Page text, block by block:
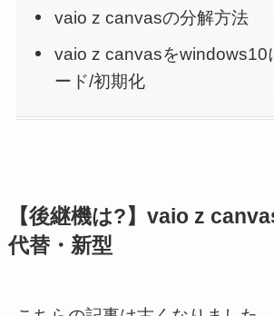
vaio z canvasの分解方法
vaio z canvasをwindows10
ード/初期化
【後継機は?】vaio z
代替・新型